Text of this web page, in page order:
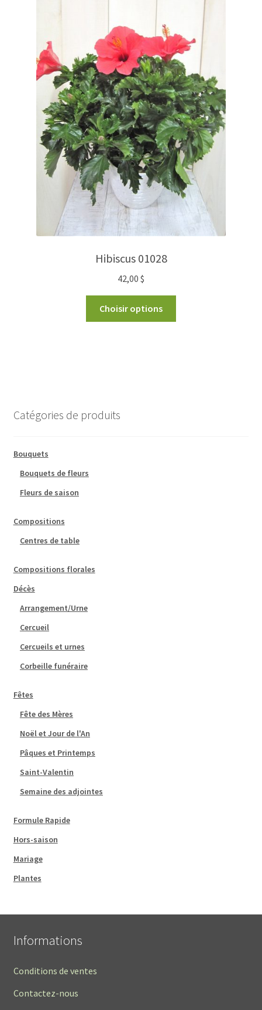
Hibiscus 01028
42,00 $
Choisir options
Catégories de produits
Bouquets
Bouquets de fleurs
Fleurs de saison
Compositions
Centres de table
Compositions florales
Décès
Arrangement/Urne
Cercueil
Cercueils et urnes
Corbeille funéraire
Fêtes
Fête des Mères
Noël et Jour de l'An
Pâques et Printemps
Saint-Valentin
Semaine des adjointes
Formule Rapide
Hors-saison
Mariage
Plantes
Informations
Conditions de ventes
Contactez-nous